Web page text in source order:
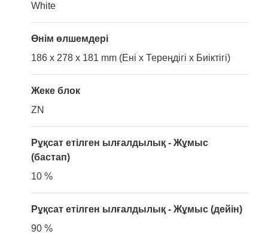
White
Өнім өлшемдері
186 x 278 x 181 mm (Ені x Тереңдігі x Биіктігі)
Жеке блок
ZN
Рұқсат етілген ылғалдылық - Жұмыс
(бастап)
10 %
Рұқсат етілген ылғалдылық - Жұмыс (дейін)
90 %